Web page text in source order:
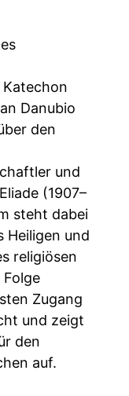
Danubio
den
und
(1907–
steht dabei
Heiligen und
religiösen
Folge
Zugang
und zeigt
den
auf.